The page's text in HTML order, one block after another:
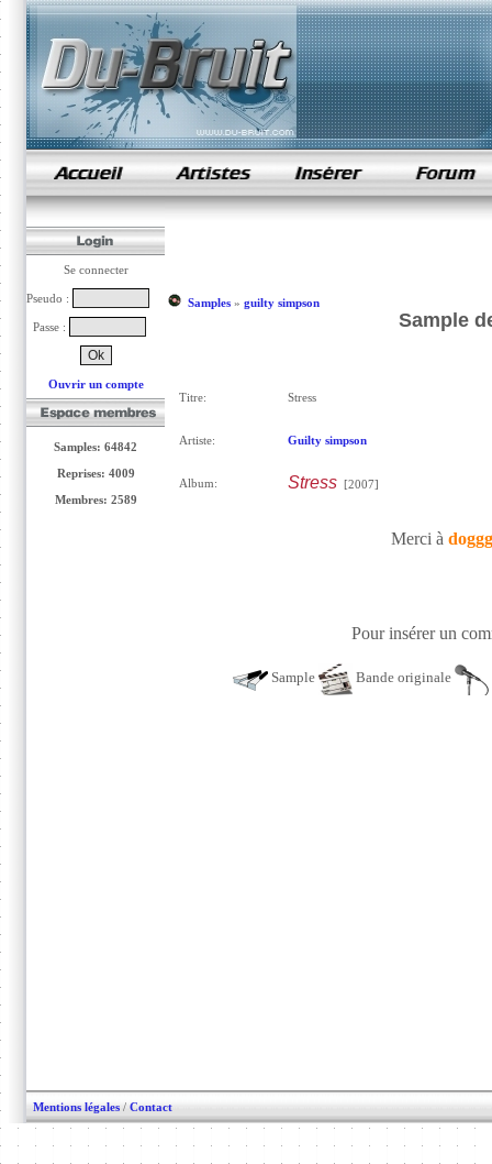
samples de rap
Se connecter
Pseudo :
Passe :
Ouvrir un compte
Samples: 64842
Reprises: 4009
Membres: 2589
Samples» guilty simpson
Sample
Titre: Stress
Artiste: Guilty simpson
Album: Stress[2007]
Merci à
Pour insérer un
Sample Bande originale
Mentions légales / Contact